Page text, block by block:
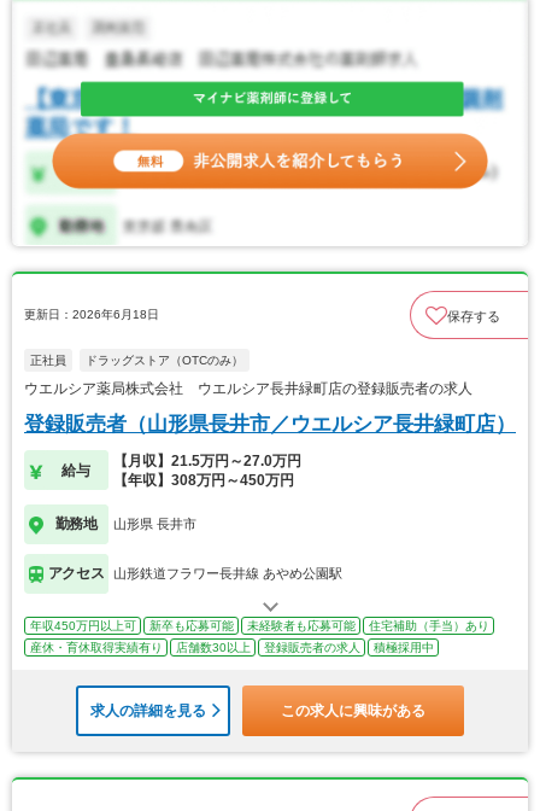
更新日：2026年6月18日 保存する
正社員 ドラッグストア（OTCのみ）
ウエルシア薬局株式会社 ウエルシア長井緑町店の登録販売者の求人
登録販売者（山形県長井市／ウエルシア長井緑町店）
給与
【月収】21.5万円～27.0万円
【年収】308万円～450万円
勤務地 山形県 長井市
アクセス 山形鉄道フラワー長井線 あやめ公園駅
年収450万円以上可 新卒も応募可能 未経験者も応募可能
住宅補助（手当）あり
産休・育休取得実績有り
店舗数30以上 登録販売者の求人 積極採用中
求人の詳細を見る この求人に興味がある